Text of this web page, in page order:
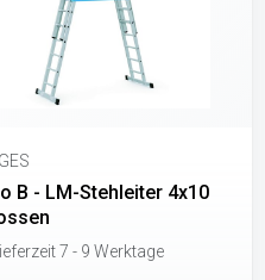
B - LM-Stehleiter 4x10
7 - 9 Werktage